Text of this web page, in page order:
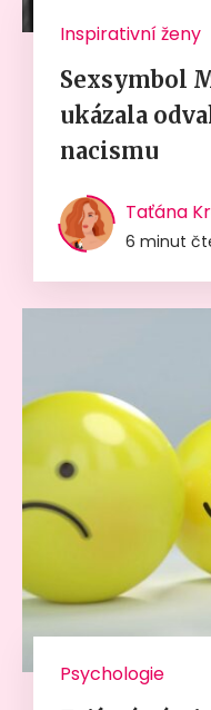
Inspirativní ženy
Sexsymbol
ukázala
nacismu
Taťána
6 minut
Psychologie